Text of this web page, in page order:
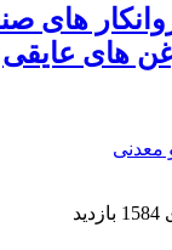
روانکار های
های عایقی
معدنی
1584 بازدید